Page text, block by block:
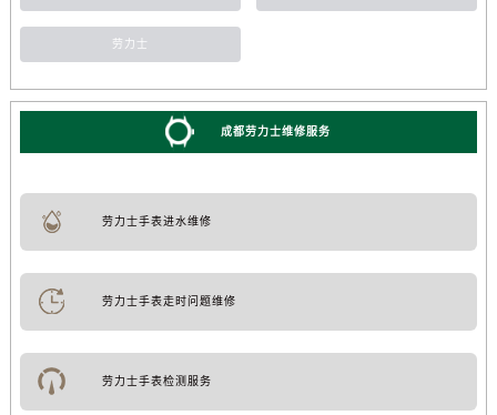
劳力士
成都劳力士维修服务
劳力士手表进水维修
劳力士手表走时问题维修
劳力士手表检测服务